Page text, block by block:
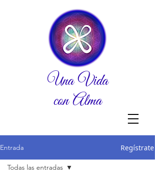
Una Vida
con Alma
Entrada Regístrate
Todas las entradas